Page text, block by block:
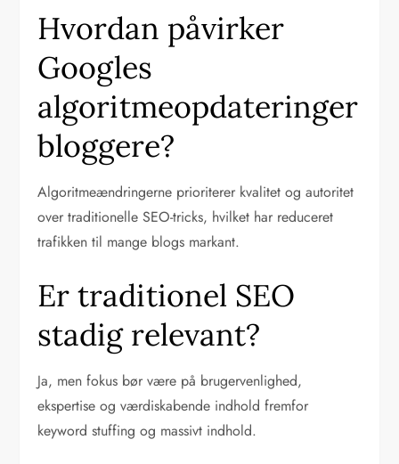
Hvordan påvirker
Googles
algoritmeopdateringer
bloggere?
Algoritmeændringerne prioriterer kvalitet og autoritet
over traditionelle SEO-tricks, hvilket har reduceret
trafikken til mange blogs markant.
Er traditionel SEO
stadig relevant?
Ja, men fokus bør være på brugervenlighed,
ekspertise og værdiskabende indhold fremfor
keyword stuffing og massivt indhold.